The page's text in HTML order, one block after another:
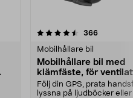
366
Mobilhållare bil
Mobilhållare bil med
klämfäste, för
Följ din GPS, prata
lyssna på ljudböcker
4.5 av 5 stjärnor